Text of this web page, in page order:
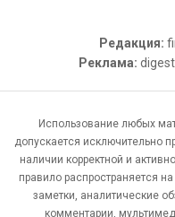
Редакция:
Реклама:
Использование любых
допускается исключительно
наличии корректной и
правило распространяется
заметки, аналитические
комментарии,